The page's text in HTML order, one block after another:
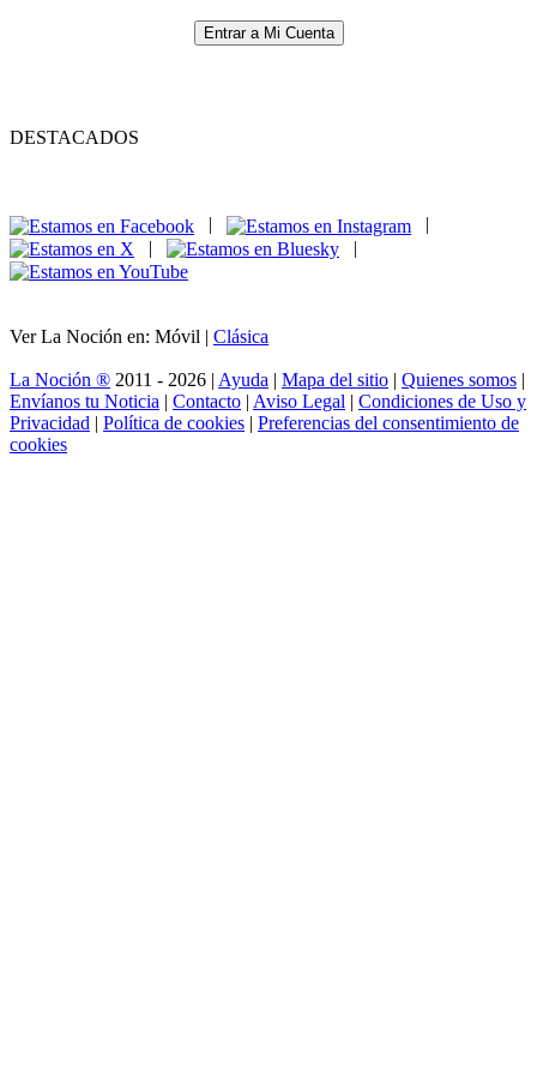
Entrar a Mi Cuenta
DESTACADOS
|
|
Ver La Noción en: Móvil | Clásica
La Noción ® 2011 - 2026 | Ayuda | Mapa del sitio | Quienes somos |
Envíanos tu Noticia | Contacto | Aviso Legal | Condiciones de Uso y
Privacidad | Política de cookies | Preferencias del consentimiento de
cookies